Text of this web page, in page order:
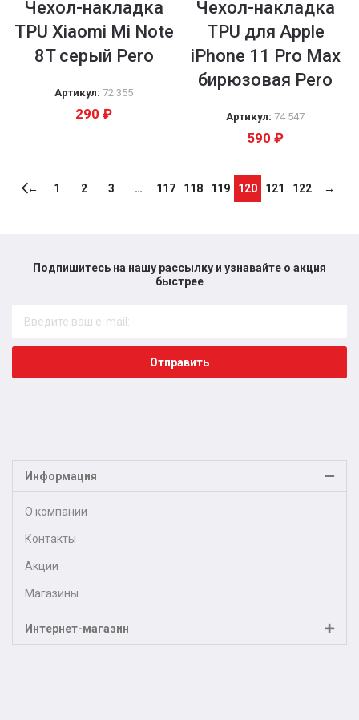
Чехол-накладка
TPU Xiaomi Mi Note
8T серый Pero
Артикул: 72 355
290 ₽
Чехол-накладка
TPU для Apple
iPhone 11 Pro Max
бирюзовая Pero
Артикул: 74 547
590 ₽
← 1 2 3 … 117 118 119 120 121 122 →
Подпишитесь на нашу рассылку и узнавайте о акция
быстрее​
Отправить
Информация
О компании
Контакты
Акции
Магазины
Интернет-магазин